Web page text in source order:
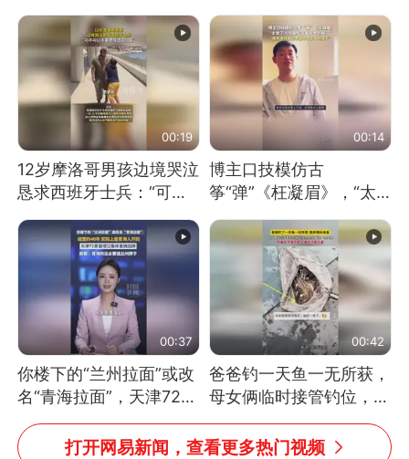
震惊 （视频来源：参考
消息）
燃香烟 当事人：已报警
处理
00:19
12岁摩洛哥男孩边境哭泣
恳求西班牙士兵：“可不
可以不要把我遣返回国”
00:14
博主口技模仿古
筝“弹”《枉凝眉》，“太
像了～你是吃古筝长大的
吗？”“或将成为首位考级
不带古筝的选手。”（来
源：新华每日电讯）
00:37
你楼下的“兰州拉面”或改
名“青海拉面”，天津72家
面馆已集体更换招牌
00:42
爸爸钓一天鱼一无所获，
母女俩临时接管钓位，用
玩具鱼竿钓上大鱼
打开网易新闻，查看更多热门视频